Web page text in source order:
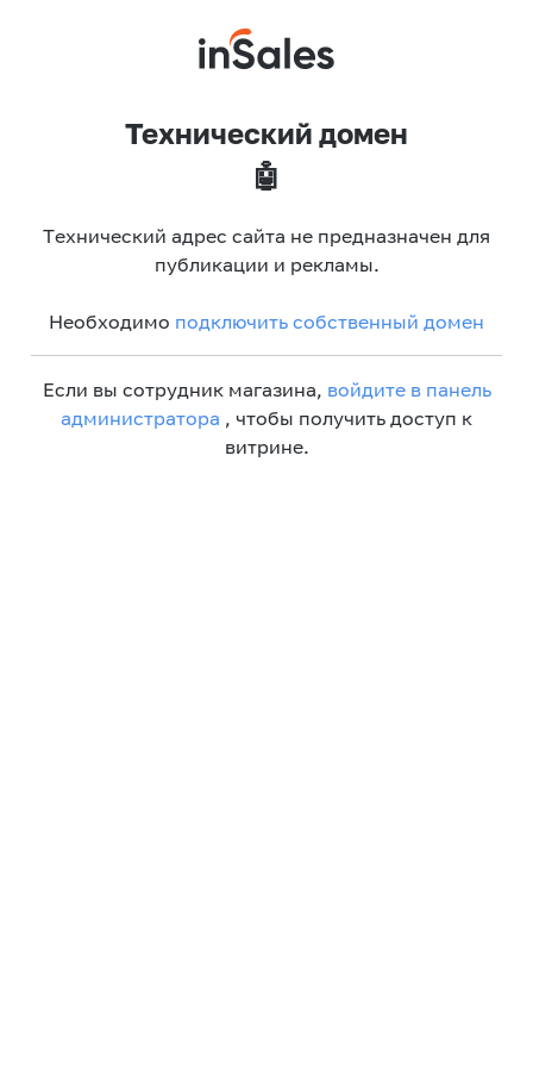
Технический домен
🤖
Технический адрес сайта не предназначен для
публикации и рекламы.
Необходимо подключить собственный домен
Если вы сотрудник магазина, войдите в панель
администратора , чтобы получить доступ к
витрине.